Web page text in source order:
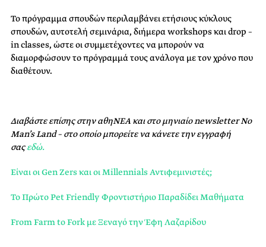
Το πρόγραμμα σπουδών περιλαμβάνει ετήσιους κύκλους
σπουδών, αυτοτελή σεμινάρια, διήμερα workshops και drop –
in classes, ώστε οι συμμετέχοντες να μπορούν να
διαμορφώσουν το πρόγραμμά τους ανάλογα με τον χρόνο που
διαθέτουν.
Διαβάστε επίσης στην αθηΝΕΑ και στο μηνιαίο newsletter No
Man’s Land – στο οποίο μπορείτε να κάνετε την εγγραφή
σαςεδώ.
Είναι οι Gen Zers και οι Millennials Αντιφεμινιστές;
Το Πρώτο Pet Friendly Φροντιστήριο Παραδίδει Μαθήματα
From Farm to Fork με Ξεναγό την Έφη Λαζαρίδου